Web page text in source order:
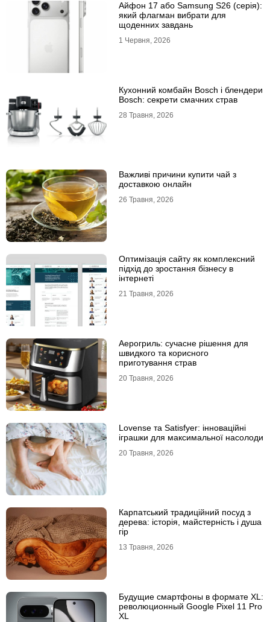
Айфон 17 або Samsung S26 (серія):
який флагман вибрати для
щоденних завдань
1 Червня, 2026
Кухонний комбайн Bosch і блендери
Bosch: секрети смачних страв
28 Травня, 2026
Важливі причини купити чай з
доставкою онлайн
26 Травня, 2026
Оптимізація сайту як комплексний
підхід до зростання бізнесу в
інтернеті
21 Травня, 2026
Аерогриль: сучасне рішення для
швидкого та корисного
приготування страв
20 Травня, 2026
Lovense та Satisfyer: інноваційні
іграшки для максимальної насолоди
20 Травня, 2026
Карпатський традиційний посуд з
дерева: історія, майстерність і душа
гір
13 Травня, 2026
Будущие смартфоны в формате XL:
революционный Google Pixel 11 Pro
XL